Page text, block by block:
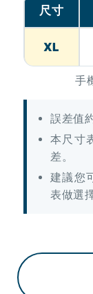
尺寸
XL
手
誤差值
本尺寸
差。
建議您
表做選擇